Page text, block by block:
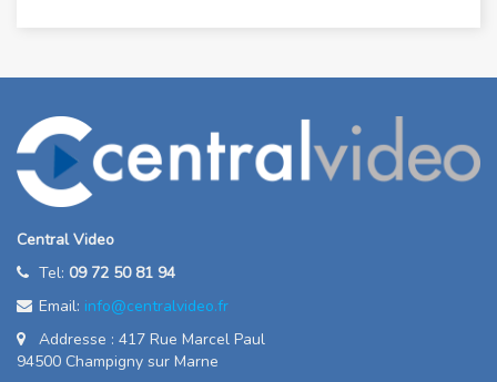
Central Video
Tel: 09 72 50 81 94
Email: info@centralvideo.fr
Addresse : 417 Rue Marcel Paul
94500 Champigny sur Marne